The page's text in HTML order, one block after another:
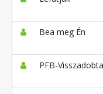
Bea meg Én
PFB-